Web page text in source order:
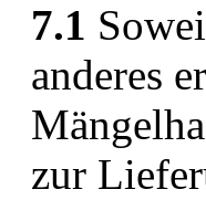
7.1
anderes
zur